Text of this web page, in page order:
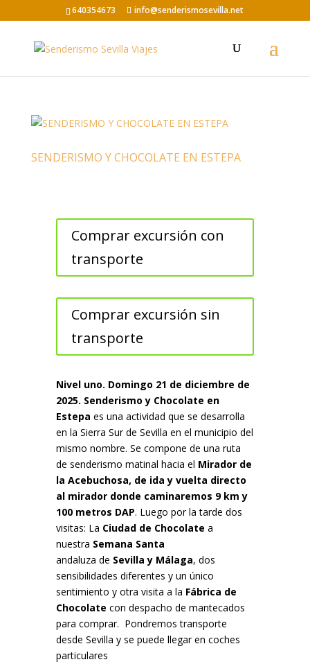
640354673 info@senderismosevilla.net
SENDERISMO Y CHOCOLATE EN ESTEPA
Comprar excursión con
transporte
Comprar excursión sin
transporte
Nivel uno. Domingo 21 de diciembre de
2025. Senderismo y Chocolate en
Estepa es una actividad que se desarrolla
en la Sierra Sur de Sevilla en el municipio del
mismo nombre. Se compone de una ruta
de senderismo matinal hacia el Mirador de
la Acebuchosa, de ida y vuelta directo
al mirador donde caminaremos 9 km y
100 metros DAP. Luego por la tarde dos
visitas: La Ciudad de Chocolate a
nuestra Semana Santa
andaluza de Sevilla y Málaga, dos
sensibilidades diferentes y un único
sentimiento y otra visita a la Fábrica de
Chocolate con despacho de mantecados
para comprar. Pondremos transporte
desde Sevilla y se puede llegar en coches
particulares